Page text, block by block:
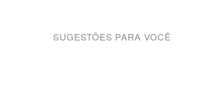
SUGESTÕES PARA VOCÊ